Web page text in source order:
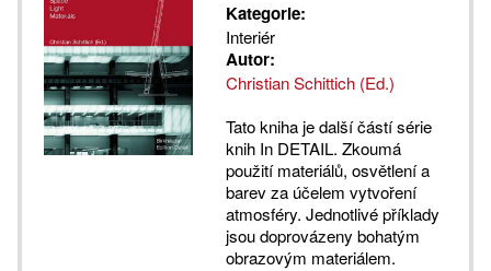
Kategorie:
Interiér
Autor:
Christian Schittich (Ed.)
Tato kniha je další částí série
knih In DETAIL. Zkoumá
použití materiálů, osvětlení a
barev za účelem vytvoření
atmosféry. Jednotlivé příklady
jsou doprovázeny bohatým
obrazovým materiálem.